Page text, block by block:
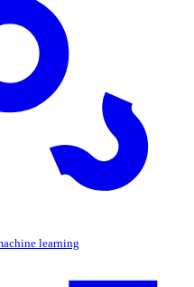
learning